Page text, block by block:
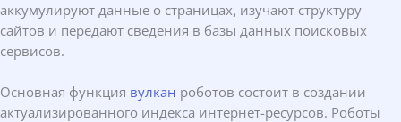
аккумулируют данные о страницах, изучают структуру
сайтов и передают сведения в базы данных поисковых
сервисов.
Основная функция вулкан роботов состоит в создании
актуализированного индекса интернет-ресурсов. Роботы